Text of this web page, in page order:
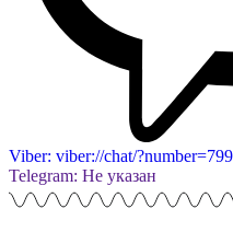
Viber: viber://chat/
Telegram: Не указан